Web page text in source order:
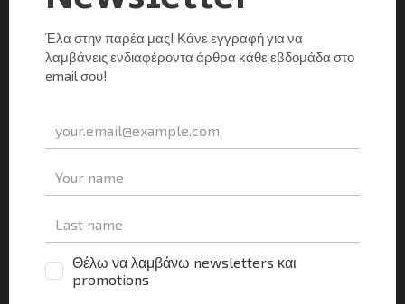
Τα πρόσφατα στοιχεία της φιλοξενίας και το όραμα
του ΙΤΕΠ για την επόμενη ημέρα
Tourism Press 13/07/2026 0
Ερευνών και Προβλέψεων (ΙΤΕΠ), η διοίκηση του φορέα
πραγματοποίησε ειδική Συνέντευξη Τύπου τη Δευτέρα, 13
Ιουνίου στο ξενοδοχείο […]
Facebook
X LinkedIn
WhatsApp
ViberEmail
Evernote
Μοιραστείτε